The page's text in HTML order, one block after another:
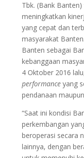
Tbk. (Bank
meningkatkan
yang cepat dan
masyarakat
Banten sebagai
kebanggaan
4 Oktober 2016
performanceyang
pendanaan
“Saat ini kondisi
perkembangan
beroperasi secara
lainnya, dengan